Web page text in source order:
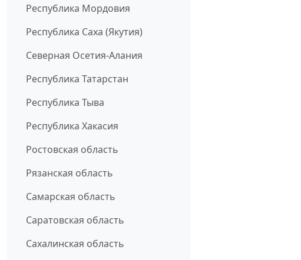
Республика Мордовия
Республика Саха (Якутия)
Северная Осетия-Алания
Республика Татарстан
Республика Тыва
Республика Хакасия
Ростовская область
Рязанская область
Самарская область
Саратовская область
Сахалинская область